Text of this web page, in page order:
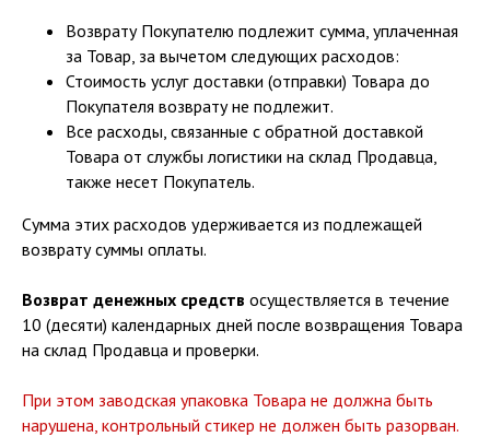
Возврату Покупателю подлежит сумма, уплаченная
за Товар, за вычетом следующих расходов:
Стоимость услуг доставки (отправки) Товара до
Покупателя возврату не подлежит.
Все расходы, связанные с обратной доставкой
Товара от службы логистики на склад Продавца,
также несет Покупатель.
Сумма этих расходов удерживается из подлежащей
возврату суммы оплаты.
Возврат денежных средств осуществляется в течение
10 (десяти) календарных дней после возвращения Товара
на склад Продавца и проверки.
При этом заводская упаковка Товара не должна быть
нарушена, контрольный стикер не должен быть разорван.